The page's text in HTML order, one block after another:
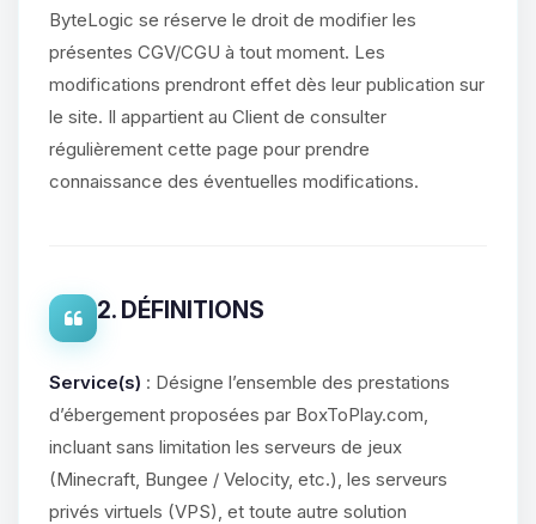
ByteLogic se réserve le droit de modifier les
présentes CGV/CGU à tout moment. Les
modifications prendront effet dès leur publication sur
le site. Il appartient au Client de consulter
régulièrement cette page pour prendre
connaissance des éventuelles modifications.
2. DÉFINITIONS
Service(s) : Désigne l’ensemble des prestations
d’ébergement proposées par BoxToPlay.com,
incluant sans limitation les serveurs de jeux
(Minecraft, Bungee / Velocity, etc.), les serveurs
privés virtuels (VPS), et toute autre solution